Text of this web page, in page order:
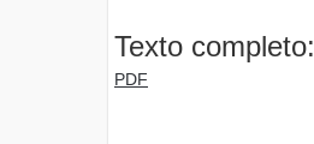
Texto completo:
PDF